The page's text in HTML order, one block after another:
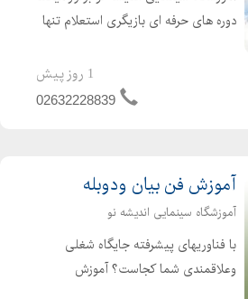
دوره های حرفه ای بازیگری استعلام تنها
21 سال سابقه درخشان فعالیت در حوزه
هنر و سینما آموزشی تخصصی با مجرب
1 روز پیش
02632228839
آموزش فن بیان ودوبله
آموزشگاه سینمایی اندیشه نو
با فناوریهای پیشرفته جایگاه شغلی
وعلاقمندی شما کجاست؟ آموزش